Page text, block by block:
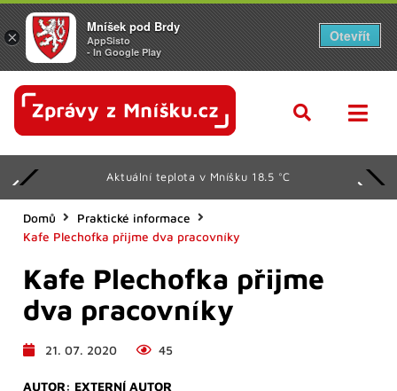
Aktuální teplota v Mníšku 18.5 °C
Domů
Praktické informace
Kafe Plechofka přijme dva pracovníky
Kafe Plechofka přijme
dva pracovníky
21. 07. 2020 45
AUTOR: EXTERNÍ AUTOR
×
Mníšek pod Brdy
AppSisto
- In Google Play
Otevřít